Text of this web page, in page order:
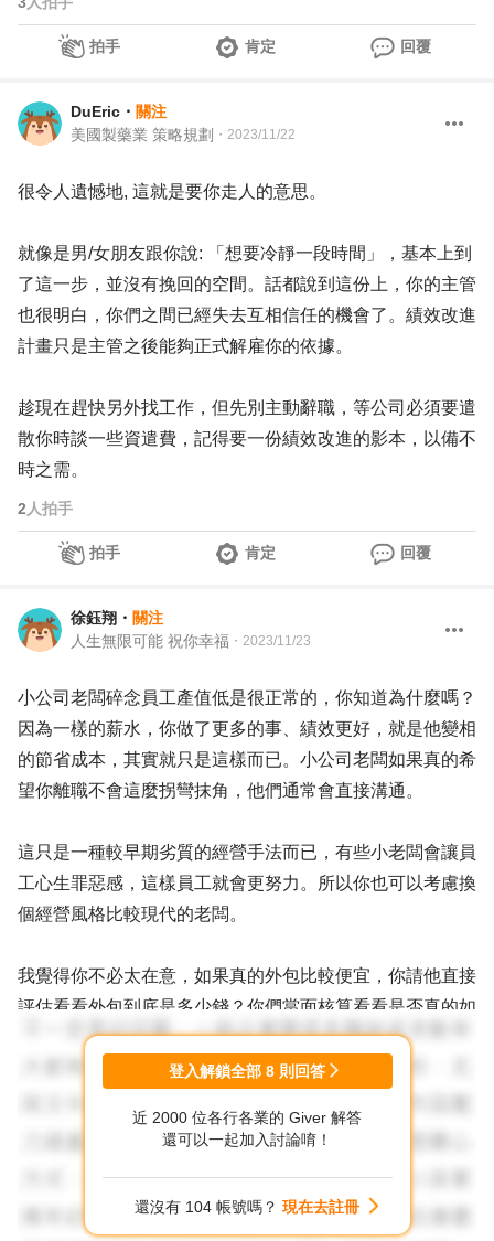
拍手 肯定 回覆
DuEric ・ 關注
美國製藥業 策略規劃 ・ 2023/11/22
很令人遺憾地, 這就是要你走人的意思。
就像是男/女朋友跟你說: 「想要冷靜一段時間」，基本上到
了這一步，並沒有挽回的空間。話都說到這份上，你的主管
也很明白，你們之間已經失去互相信任的機會了。績效改進
計畫只是主管之後能夠正式解雇你的依據。
趁現在趕快另外找工作，但先別主動辭職，等公司必須要遣
散你時談一些資遣費，記得要一份績效改進的影本，以備不
時之需。
2 人拍手
拍手 肯定 回覆
徐鈺翔 ・ 關注
人生無限可能 祝你幸福 ・ 2023/11/23
小公司老闆碎念員工產值低是很正常的，你知道為什麼嗎？
因為一樣的薪水，你做了更多的事、績效更好，就是他變相
的節省成本，其實就只是這樣而已。小公司老闆如果真的希
望你離職不會這麼拐彎抹角，他們通常會直接溝通。
這只是一種較早期劣質的經營手法而已，有些小老闆會讓員
工心生罪惡感，這樣員工就會更努力。所以你也可以考慮換
個經營風格比較現代的老闆。
我覺得你不必太在意，如果真的外包比較便宜，你請他直接
評估看看外包到底是多少錢？你們當面核算看看是否真的如
此，如果真的如此，那我覺得你確實可以考慮換一個更需要
你的公司，但是更大的可能是—你會驚訝發現你真是幫他省
很多，他可能只是因為員工少，沒其他事情好做，只好跟你
議價而已。
倘若你真的很不喜歡這樣的模式，找新的伯樂也沒什麼不
好。
登入解鎖全部 8 則回答
近 2000 位各行各業的 Giver 解答
還可以一起加入討論唷！
還沒有 104 帳號嗎？ 現在去註冊